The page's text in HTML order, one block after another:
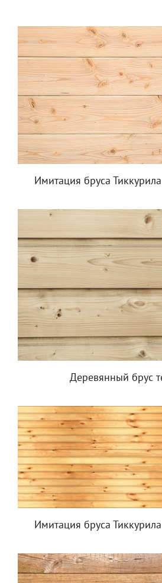
Имитация бруса
Деревянный брус
Имитация бруса